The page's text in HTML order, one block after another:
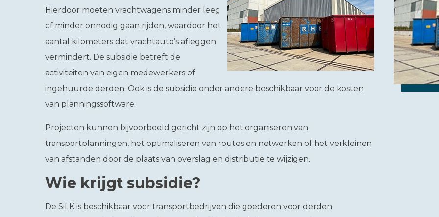
Hierdoor moeten vrachtwagens minder leeg
of minder onnodig gaan rijden, waardoor het
aantal kilometers dat vrachtauto’s afleggen
vermindert. De subsidie betreft de
activiteiten van eigen medewerkers of
ingehuurde derden. Ook is de subsidie onder andere beschikbaar voor de kosten
van planningssoftware.
Projecten kunnen bijvoorbeeld gericht zijn op het organiseren van
transportplanningen, het optimaliseren van routes en netwerken of het verkleinen
van afstanden door de plaats van overslag en distributie te wijzigen.
Wie krijgt subsidie?
De SiLK is beschikbaar voor transportbedrijven die goederen voor derden